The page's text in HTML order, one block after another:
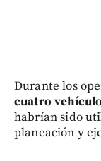
Durante los
cuatro
habrían sido
planeación y